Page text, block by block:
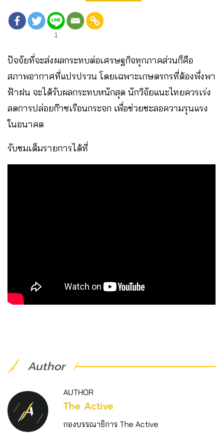
1
ปัจจัยที่จะส่งผลกระทบต่อเศรษฐกิจทุกภาคส่วนก็คือ
สภาพอากาศที่แปรปรวน โดยเฉพาะเกษตรกรที่ต้องพึ่งพา
ฟ้าฝน จะได้รับผลกระทบหนักสุด นักวิจัยแนะไทยควรเร่ง
ลดการปล่อยก๊าซเรือนกระจก เพื่อช่วยชะลอความรุนแรง
ในอนาคต
รับชมเต็มรายการได้ที่
Author
AUTHOR
The Active
กองบรรณาธิการ The Active